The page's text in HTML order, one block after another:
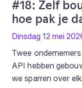
#18: Zelf
hoe pak je
Dinsdag 12 mei
Twee
API hebben
we sparren over